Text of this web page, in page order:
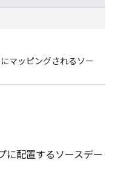
マッピングされるソー
に配置するソースデー